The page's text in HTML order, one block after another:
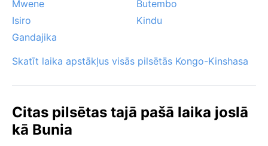
Mwene
Butembo
Isiro
Kindu
Gandajika
Skatīt laika apstākļus visās pilsētās Kongo-Kinshasa
Citas pilsētas tajā pašā laika joslā
kā Bunia